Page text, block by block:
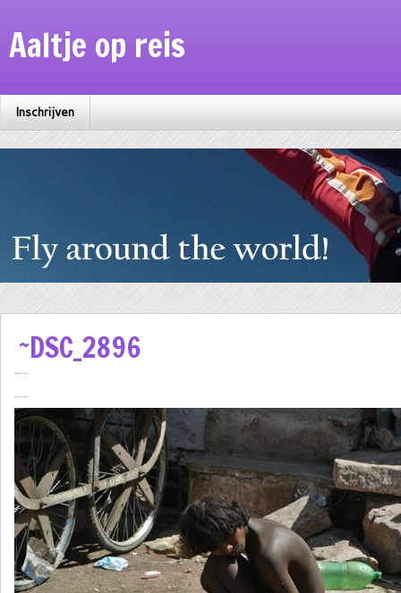
Aaltje op reis
Inschrijven
~DSC_2896